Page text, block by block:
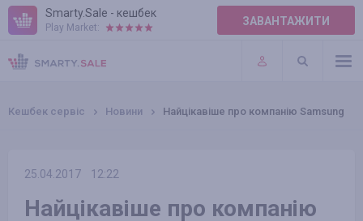
Smarty.Sale - кешбек
Play Market: ЗАВАНТАЖИТИ
ПРАВИЛА
ПЛАГІНИ
Кешбек сервіс Новини Найцікавіше про компанію Samsung
25.04.2017 12:22
Найцікавіше про компанію